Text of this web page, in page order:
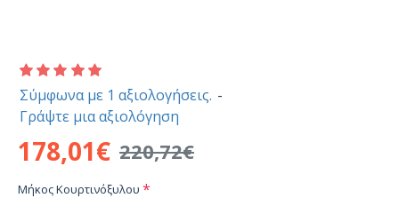
Σύμφωνα με 1 αξιολογήσεις. -
Γράψτε μια αξιολόγηση
178,01€ 220,72€
Μήκος Κουρτινόξυλου